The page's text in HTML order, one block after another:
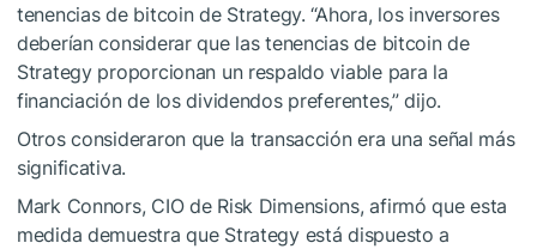
tenencias de bitcoin de Strategy. “Ahora, los inversores
deberían considerar que las tenencias de bitcoin de
Strategy proporcionan un respaldo viable para la
financiación de los dividendos preferentes,” dijo.
Otros consideraron que la transacción era una señal más
significativa.
Mark Connors, CIO de Risk Dimensions, afirmó que esta
medida demuestra que Strategy está dispuesto a